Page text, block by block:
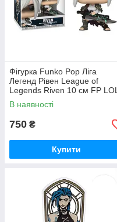
Фігурка Funko Pop Ліга
Легенд Рівен League of
Legends Riven 10 см FP LOL
R 1040
В наявності
750 ₴
Купити